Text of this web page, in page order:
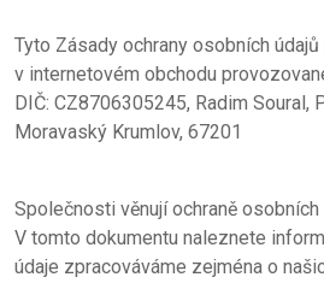
Tyto Zásady ochrany osobních
v internetovém obchodu
DIČ: CZ8706305245, Radim Soural,
Moravaský Krumlov, 67201
Společnosti věnují ochraně
V tomto dokumentu naleznete
údaje zpracováváme zejména o